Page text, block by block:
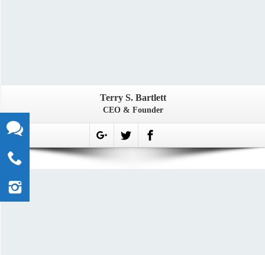
Terry S. Bartlett
CEO & Founder